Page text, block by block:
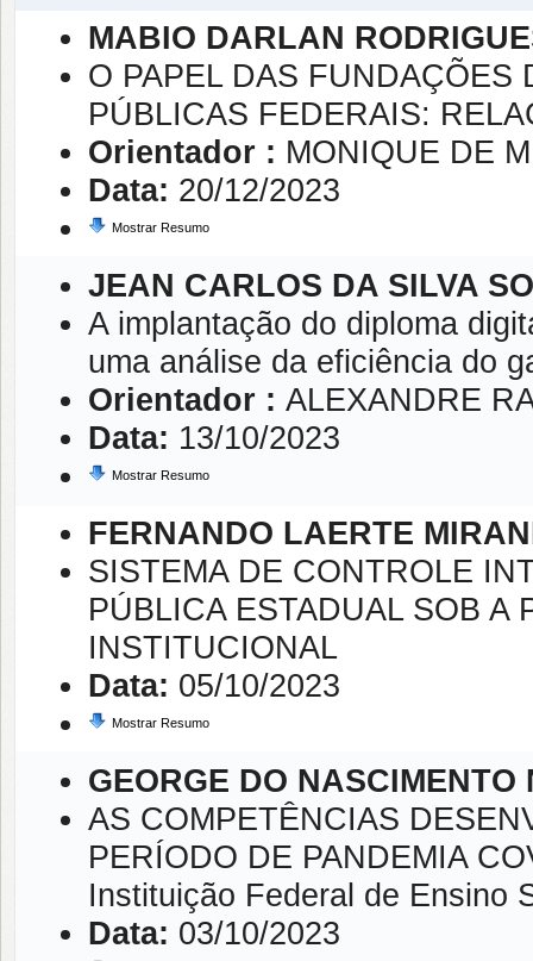
MABIO DARLAN
O PAPEL DAS FUNDAÇÕES
PÚBLICAS FEDERAIS:
Orientador : MONIQUE DE
Data: 20/12/2023
Mostrar Resumo
JEAN CARLOS DA SILVA
A implantação do diploma
uma análise da eficiência do
Orientador : ALEXANDRE
Data: 13/10/2023
Mostrar Resumo
FERNANDO LAERTE
SISTEMA DE CONTROLE
PÚBLICA ESTADUAL SOB A
INSTITUCIONAL
Data: 05/10/2023
Mostrar Resumo
GEORGE DO NASCIMENTO
AS COMPETÊNCIAS
PERÍODO DE PANDEMIA
Instituição Federal de Ensino
Data: 03/10/2023